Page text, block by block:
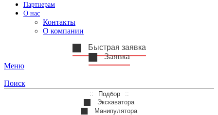
Партнерам
О нас
Контакты
О компании
Быстрая заявка
Заявка
Меню
Поиск
Подбор
Экскаватора
Манипулятора